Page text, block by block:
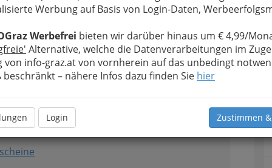
Werbung auf Basis von Login-Daten,
Werbefrei bieten wir darüber hinaus um € 4,99/
Alternative, welche die Datenverarbeitungen im
von info-graz.at von vornherein auf das unbedingt
beschränkt – nähere Infos dazu finden Sie hier
Login Zustimmen
einzugehen. Kundenparkplätze vorhanden!
2
- A1-Shop Herrengasse